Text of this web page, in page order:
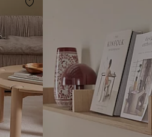
Legg til favoritter